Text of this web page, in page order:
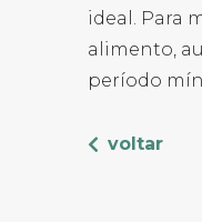
ideal. Para
alimento,
período
voltar